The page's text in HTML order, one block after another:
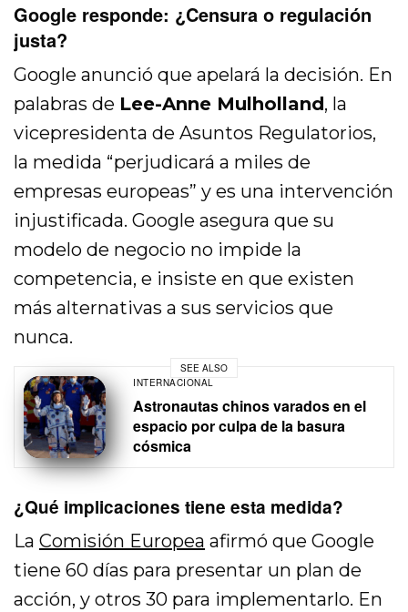
Google responde: ¿Censura o regulación
justa?
Google anunció que apelará la decisión. En
palabras de Lee-Anne Mulholland, la
vicepresidenta de Asuntos Regulatorios,
la medida “perjudicará a miles de
empresas europeas” y es una intervención
injustificada. Google asegura que su
modelo de negocio no impide la
competencia, e insiste en que existen
más alternativas a sus servicios que
nunca.
SEE ALSO
INTERNACIONAL
Astronautas chinos varados en el
espacio por culpa de la basura
cósmica
¿Qué implicaciones tiene esta medida?
LaComisión Europea afirmó que Google
tiene 60 días para presentar un plan de
acción, y otros 30 para implementarlo. En